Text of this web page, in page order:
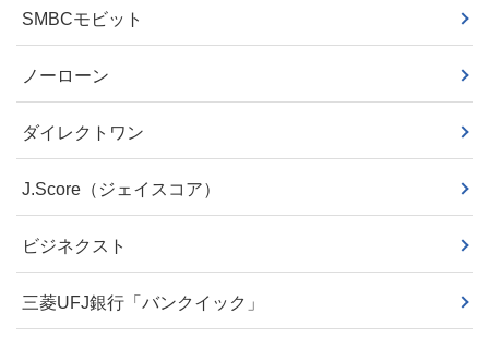
SMBCモビット
ノーローン
ダイレクトワン
J.Score（ジェイスコア）
ビジネクスト
三菱UFJ銀行「バンクイック」